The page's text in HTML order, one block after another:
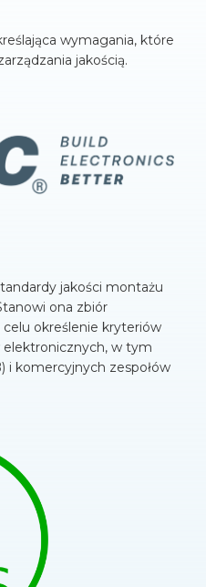
wymagania, które
jakością.
jakości montażu
ona zbiór
określenie kryteriów
elektronicznych, w tym
i komercyjnych zespołów